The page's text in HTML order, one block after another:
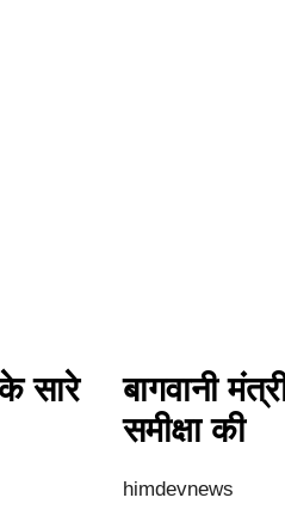
सारे
बागवानी
समीक्षा की
himdevnews